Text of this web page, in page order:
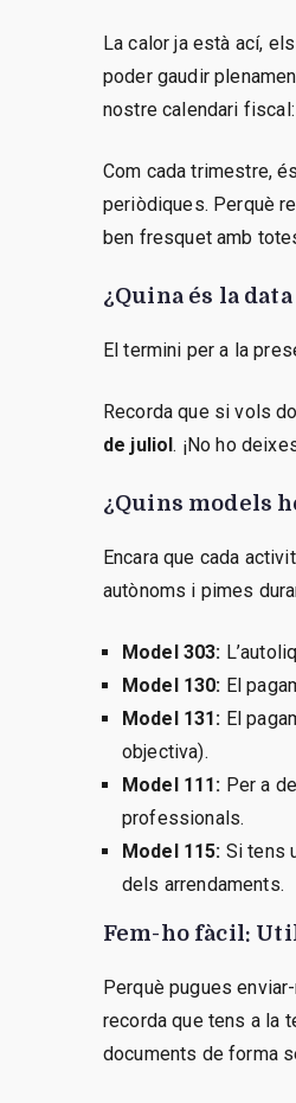
La calor ja està ací,
poder gaudir
nostre calendari
Com cada trimestre,
periòdiques. Perquè
ben fresquet amb
¿Quina és la
El termini per a la
Recorda que si vols
de juliol. ¡No ho
¿Quins models
Encara que cada
autònoms i pimes
Model 303:
Model 130: El
Model 131: El
objectiva).
Model 111: Per a
professionals.
Model 115: Si tens
dels arrendaments.
Fem-ho fàcil:
Perquè pugues
recorda que tens a la
documents de forma